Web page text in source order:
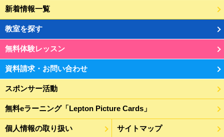
新着情報一覧
教室を探す
無料体験レッスン
資料請求・お問い合わせ
スポンサー活動
無料eラーニング「Lepton Picture Cards」
個人情報の取り扱い サイトマップ